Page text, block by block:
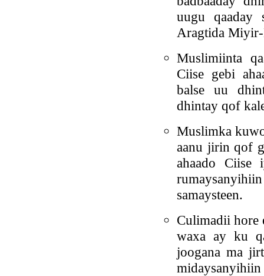
uugu qaaday
Aragtida
Muslimiinta
Ciise gebi
balse uu
dhintay qof
Muslimka
aanu jirin qof
ahaado Ciise
samaysteen.
Culimadii hore
waxa ay ku
joogana ma